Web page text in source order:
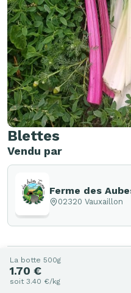
Blettes
Vendu par
Ferme des
02320 Vauxaillon
Autres produits
La botte 500g
1.70 €
soit 3.40 €/kg